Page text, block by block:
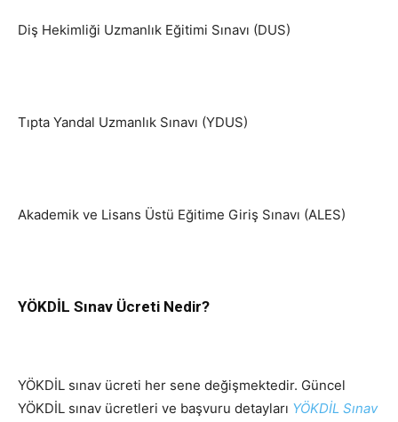
Diş Hekimliği Uzmanlık Eğitimi Sınavı (DUS)
Tıpta Yandal Uzmanlık Sınavı (YDUS)
Akademik ve Lisans Üstü Eğitime Giriş Sınavı (ALES)
YÖKDİL Sınav Ücreti Nedir?
YÖKDİL sınav ücreti her sene değişmektedir. Güncel
YÖKDİL sınav ücretleri ve başvuru detayları YÖKDİL Sınav